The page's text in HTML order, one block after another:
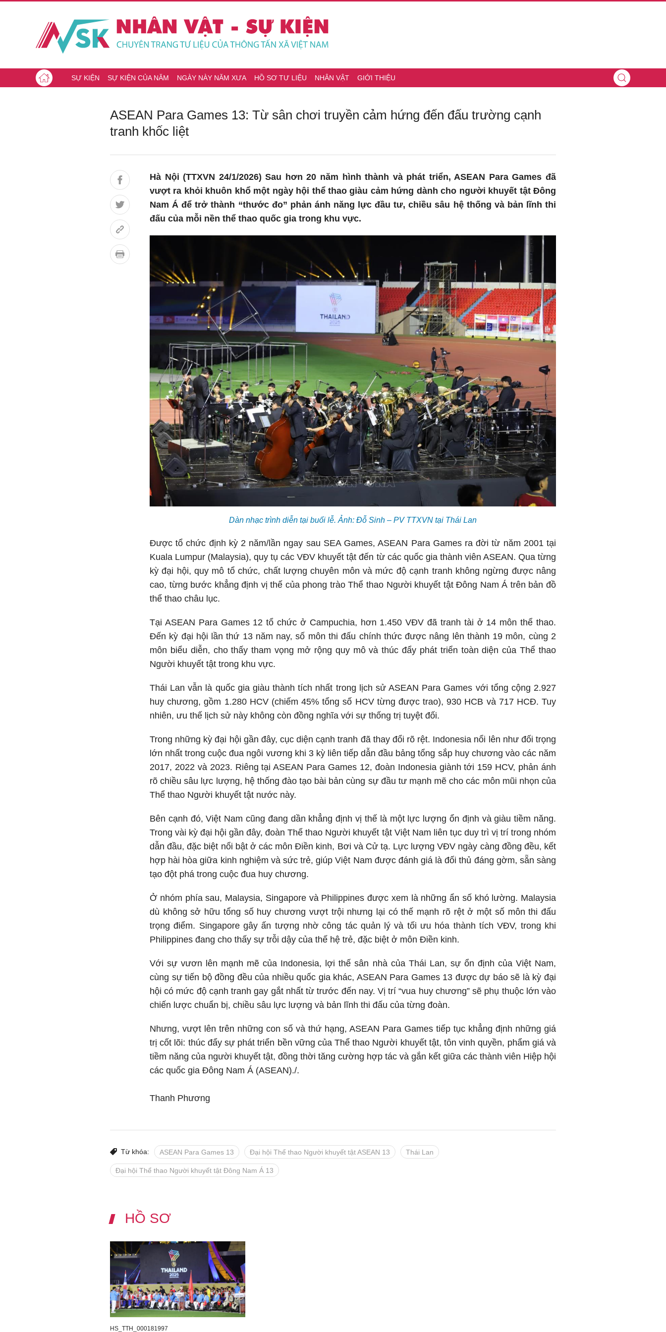
SỰ KIỆN SỰ KIỆN CỦA NĂM NGÀY NÀY NĂM XƯA HỒ SƠ TƯ LIỆU NHÂN VẬT GIỚI THIỆU
ASEAN Para Games 13: Từ sân chơi truyền cảm hứng đến đấu trường cạnh
tranh khốc liệt
Hà Nội (TTXVN 24/1/2026) Sau hơn 20 năm hình thành và phát triển, ASEAN Para Games đã
vượt ra khỏi khuôn khổ một ngày hội thể thao giàu cảm hứng dành cho người khuyết tật Đông
Nam Á để trở thành “thước đo” phản ánh năng lực đầu tư, chiều sâu hệ thống và bản lĩnh thi
đấu của mỗi nền thể thao quốc gia trong khu vực.
Dàn nhạc trình diễn tại buổi lễ. Ảnh: Đỗ Sinh – PV TTXVN tại Thái Lan
Được tổ chức định kỳ 2 năm/lần ngay sau SEA Games, ASEAN Para Games ra đời từ năm 2001 tại
Kuala Lumpur (Malaysia), quy tụ các VĐV khuyết tật đến từ các quốc gia thành viên ASEAN. Qua từng
kỳ đại hội, quy mô tổ chức, chất lượng chuyên môn và mức độ cạnh tranh không ngừng được nâng
cao, từng bước khẳng định vị thế của phong trào Thể thao Người khuyết tật Đông Nam Á trên bản đồ
thể thao châu lục.
Tại ASEAN Para Games 12 tổ chức ở Campuchia, hơn 1.450 VĐV đã tranh tài ở 14 môn thể thao.
Đến kỳ đại hội lần thứ 13 năm nay, số môn thi đấu chính thức được nâng lên thành 19 môn, cùng 2
môn biểu diễn, cho thấy tham vọng mở rộng quy mô và thúc đẩy phát triển toàn diện của Thể thao
Người khuyết tật trong khu vực.
Thái Lan vẫn là quốc gia giàu thành tích nhất trong lịch sử ASEAN Para Games với tổng cộng 2.927
huy chương, gồm 1.280 HCV (chiếm 45% tổng số HCV từng được trao), 930 HCB và 717 HCĐ. Tuy
nhiên, ưu thế lịch sử này không còn đồng nghĩa với sự thống trị tuyệt đối.
Trong những kỳ đại hội gần đây, cục diện cạnh tranh đã thay đổi rõ rệt. Indonesia nổi lên như đối trọng
lớn nhất trong cuộc đua ngôi vương khi 3 kỳ liên tiếp dẫn đầu bảng tổng sắp huy chương vào các năm
2017, 2022 và 2023. Riêng tại ASEAN Para Games 12, đoàn Indonesia giành tới 159 HCV, phản ánh
rõ chiều sâu lực lượng, hệ thống đào tạo bài bản cùng sự đầu tư mạnh mẽ cho các môn mũi nhọn của
Thể thao Người khuyết tật nước này.
Bên cạnh đó, Việt Nam cũng đang dần khẳng định vị thế là một lực lượng ổn định và giàu tiềm năng.
Trong vài kỳ đại hội gần đây, đoàn Thể thao Người khuyết tật Việt Nam liên tục duy trì vị trí trong nhóm
dẫn đầu, đặc biệt nổi bật ở các môn Điền kinh, Bơi và Cử tạ. Lực lượng VĐV ngày càng đồng đều, kết
hợp hài hòa giữa kinh nghiệm và sức trẻ, giúp Việt Nam được đánh giá là đối thủ đáng gờm, sẵn sàng
tạo đột phá trong cuộc đua huy chương.
Ở nhóm phía sau, Malaysia, Singapore và Philippines được xem là những ẩn số khó lường. Malaysia
dù không sở hữu tổng số huy chương vượt trội nhưng lại có thế mạnh rõ rệt ở một số môn thi đấu
trọng điểm. Singapore gây ấn tượng nhờ công tác quản lý và tối ưu hóa thành tích VĐV, trong khi
Philippines đang cho thấy sự trỗi dậy của thế hệ trẻ, đặc biệt ở môn Điền kinh.
Với sự vươn lên mạnh mẽ của Indonesia, lợi thế sân nhà của Thái Lan, sự ổn định của Việt Nam,
cùng sự tiến bộ đồng đều của nhiều quốc gia khác, ASEAN Para Games 13 được dự báo sẽ là kỳ đại
hội có mức độ cạnh tranh gay gắt nhất từ trước đến nay. Vị trí “vua huy chương” sẽ phụ thuộc lớn vào
chiến lược chuẩn bị, chiều sâu lực lượng và bản lĩnh thi đấu của từng đoàn.
Nhưng, vượt lên trên những con số và thứ hạng, ASEAN Para Games tiếp tục khẳng định những giá
trị cốt lõi: thúc đẩy sự phát triển bền vững của Thể thao Người khuyết tật, tôn vinh quyền, phẩm giá và
tiềm năng của người khuyết tật, đồng thời tăng cường hợp tác và gắn kết giữa các thành viên Hiệp hội
các quốc gia Đông Nam Á (ASEAN)./.
Thanh Phương
Từ khóa: ASEAN Para Games 13 Đại hội Thể thao Người khuyết tật ASEAN 13 Thái Lan
Đại hội Thể thao Người khuyết tật Đông Nam Á 13
HỒ SƠ
HS_TTH_000181997